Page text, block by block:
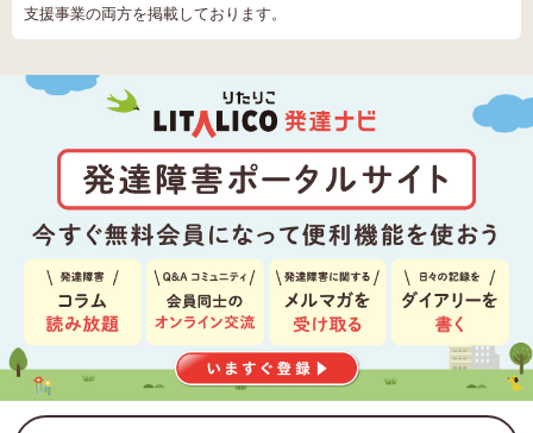
支援事業の両方を掲載しております。